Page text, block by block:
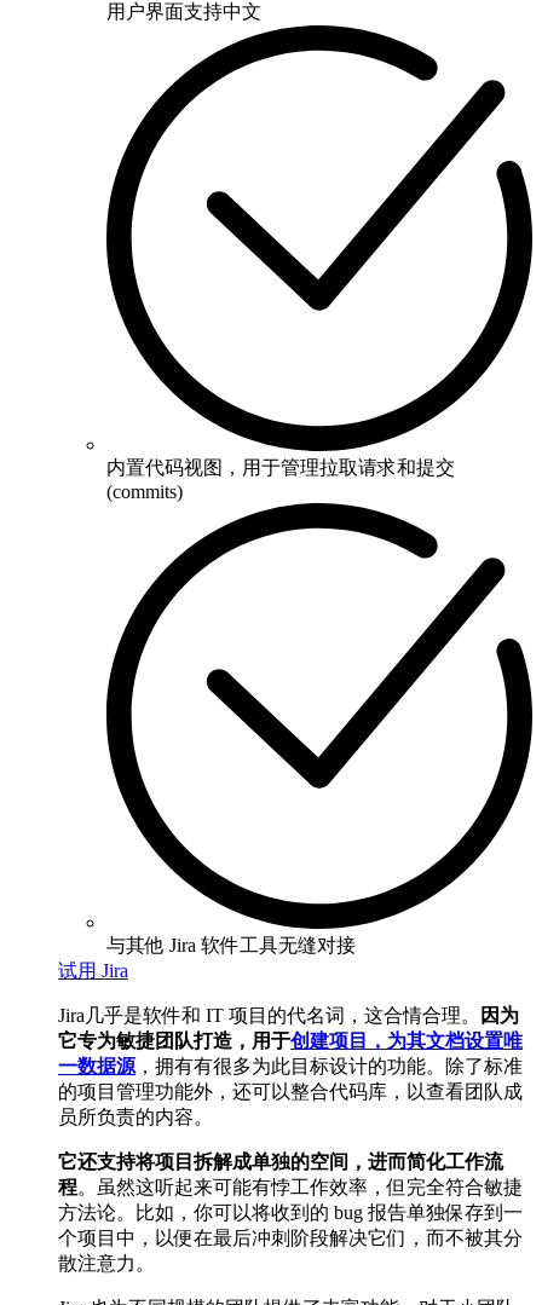
用户界面支持中文
内置代码视图，用于管理拉取请求和提交
(commits)
与其他 Jira 软件工具无缝对接
试用 Jira
Jira几乎是软件和 IT 项目的代名词，这合情合理。
因为
它专为敏捷团队打造，用于创建项目，为其文档设置唯
一数据源 ，拥有有很多为此目标设计的功能。除了标准
的项目管理功能外，还可以整合代码库，以查看团队成
员所负责的内容。
它还支持将项目拆解成单独的空间，进而简化工作流
程。虽然这听起来可能有悖工作效率，但完全符合敏捷
方法论。比如，你可以将收到的 bug 报告单独保存到一
个项目中，以便在最后冲刺阶段解决它们，而不被其分
散注意力。